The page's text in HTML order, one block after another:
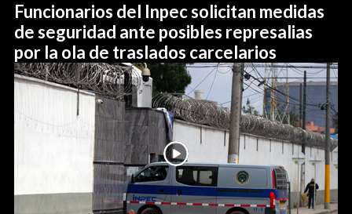
Funcionarios del Inpec solicitan medidas
de seguridad ante posibles represalias
por la ola de traslados carcelarios